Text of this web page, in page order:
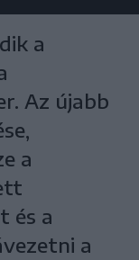
a
Az újabb
a
és a
a